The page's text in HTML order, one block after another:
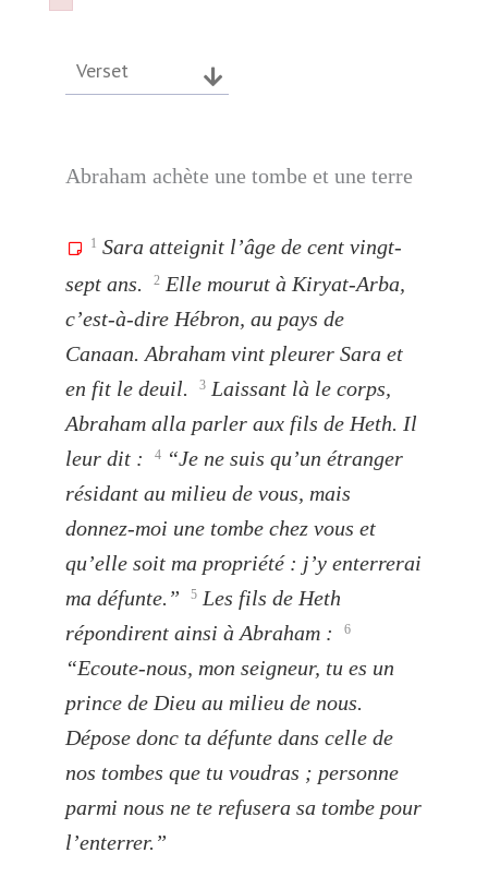
Verset
Abraham achète une tombe et une terre
1 Sara atteignit l’âge de cent vingt-
sept ans.
2 Elle mourut à Kiryat-Arba,
c’est-à-dire Hébron, au pays de
Canaan. Abraham vint pleurer Sara et
en fit le deuil.
3 Laissant là le corps,
Abraham alla parler aux fils de Heth. Il
leur dit :
4 “Je ne suis qu’un étranger
résidant au milieu de vous, mais
donnez-moi une tombe chez vous et
qu’elle soit ma propriété : j’y enterrerai
ma défunte.”
5 Les fils de Heth
répondirent ainsi à Abraham :
6
“Ecoute-nous, mon seigneur, tu es un
prince de Dieu au milieu de nous.
Dépose donc ta défunte dans celle de
nos tombes que tu voudras ; personne
parmi nous ne te refusera sa tombe pour
l’enterrer.”
Failed to initialize plugin: wplink
Failed to initialize plugin: wplink